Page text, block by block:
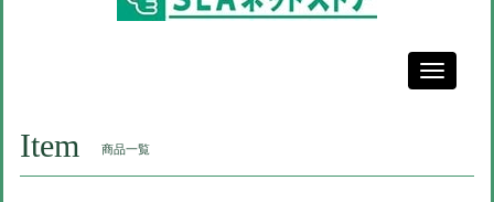
Toggle
Item 商品一覧